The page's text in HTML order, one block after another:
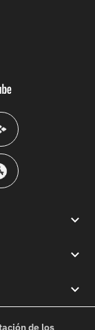
youtube-
de los